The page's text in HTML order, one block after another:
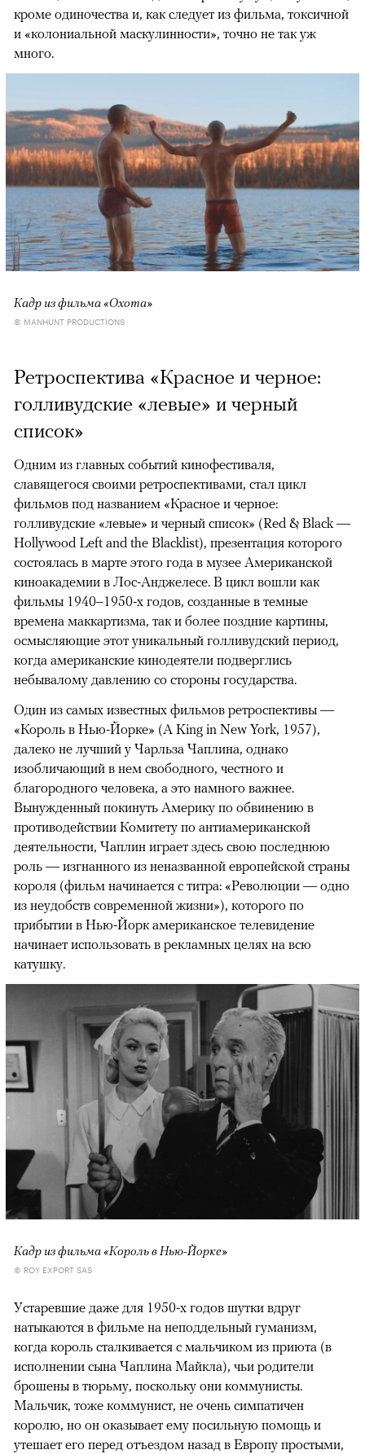
кроме одиночества и, как следует из фильма, токсичной
и «колониальной маскулинности», точно не так уж
много.
Кадр из фильма «Охота»
© MANHUNT PRODUCTIONS
Ретроспектива «Красное и черное:
голливудские «левые» и черный
список»
Одним из главных событий кинофестиваля,
славящегося своими ретроспективами, стал цикл
фильмов под названием «Красное и черное:
голливудские «левые» и черный список» (Red & Black —
Hollywood Left and the Blacklist), презентация которого
состоялась в марте этого года в музее Американской
киноакадемии в Лос-Анджелесе. В цикл вошли как
фильмы 1940–1950-х годов, созданные в темные
времена маккартизма, так и более поздние картины,
осмысляющие этот уникальный голливудский период,
когда американские кинодеятели подверглись
небывалому давлению со стороны государства.
Один из самых известных фильмов ретроспективы —
«Король в Нью-Йорке» (A King in New York, 1957),
далеко не лучший у Чарльза Чаплина, однако
изобличающий в нем свободного, честного и
благородного человека, а это намного важнее.
Вынужденный покинуть Америку по обвинению в
противодействии Комитету по антиамериканской
деятельности, Чаплин играет здесь свою последнюю
роль — изгнанного из неназванной европейской страны
короля (фильм начинается с титра: «Революции — одно
из неудобств современной жизни»), которого по
прибытии в Нью-Йорк американское телевидение
начинает использовать в рекламных целях на всю
катушку.
Кадр из фильма «Король в Нью-Йорке»
© ROY EXPORT SAS
Устаревшие даже для 1950-х годов шутки вдруг
натыкаются в фильме на неподдельный гуманизм,
когда король сталкивается с мальчиком из приюта (в
исполнении сына Чаплина Майкла), чьи родители
брошены в тюрьму, поскольку они коммунисты.
Мальчик, тоже коммунист, не очень симпатичен
королю, но он оказывает ему посильную помощь и
утешает его перед отъездом назад в Европу простыми,